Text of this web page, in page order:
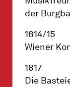
der
1814/15
Wiener
1817
Die